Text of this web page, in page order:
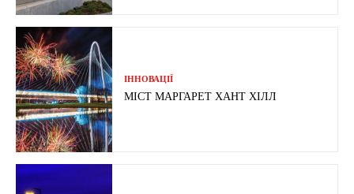
ІННОВАЦІЇ
МІСТ МАРГАРЕТ ХАНТ ХІЛЛ